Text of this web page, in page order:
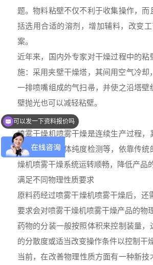
题。物料粘壁不仅不利于收集操作，
括选用合适的溶剂，增加辅料，改变
案。
近年来，国内外专家对干燥过程中的
施：采用夹壁干燥塔，其间用空气冷
一排喷嘴组成的气扫帚，并使之沿塔
壁抛光也可以减轻粘壁。
改进自控性能
喷雾干燥机喷雾干燥是连续生产过程
部件压差、气体纯度检测等，依靠传
燥机喷雾干燥系统运转顺畅，降低产品
满足不同物理性质要求
原料药经过喷雾干燥机喷雾干燥后，
要求会对喷雾干燥机喷雾干燥产品的物
药物的分装一般按照体积来控制装量
的分散度或适当改变操作条件以控制干
当前，在改善物理性质方面有一种新
可以发一下资料报价吗